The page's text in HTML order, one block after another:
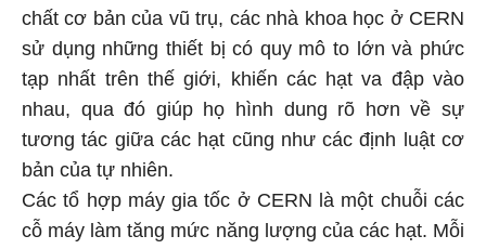
chất cơ bản của vũ trụ, các nhà khoa học ở CERN
sử dụng những thiết bị có quy mô to lớn và phức
tạp nhất trên thế giới, khiến các hạt va đập vào
nhau, qua đó giúp họ hình dung rõ hơn về sự
tương tác giữa các hạt cũng như các định luật cơ
bản của tự nhiên.
Các tổ hợp máy gia tốc ở CERN là một chuỗi các
cỗ máy làm tăng mức năng lượng của các hạt. Mỗi